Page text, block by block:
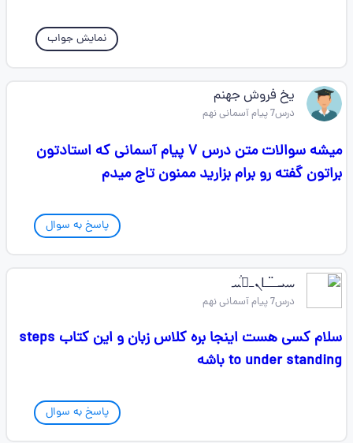
نمایش جواب
یخ فروش جهنم
درس7 پیام آسمانی نهم
میشه سوالات متن درس ۷ پیام آسمانی که استادتون
براتون گفته رو برام بزارید ممنون تاج میدم
پاسخ به سوال
ࡄܝߺ̈ߺߺߊ‌ܢߺ࡙̈̇ࡄ
درس7 پیام آسمانی نهم
سلام کسی هست اینجا بره کلاس زبان و این کتاب steps
to under standing باشه
پاسخ به سوال